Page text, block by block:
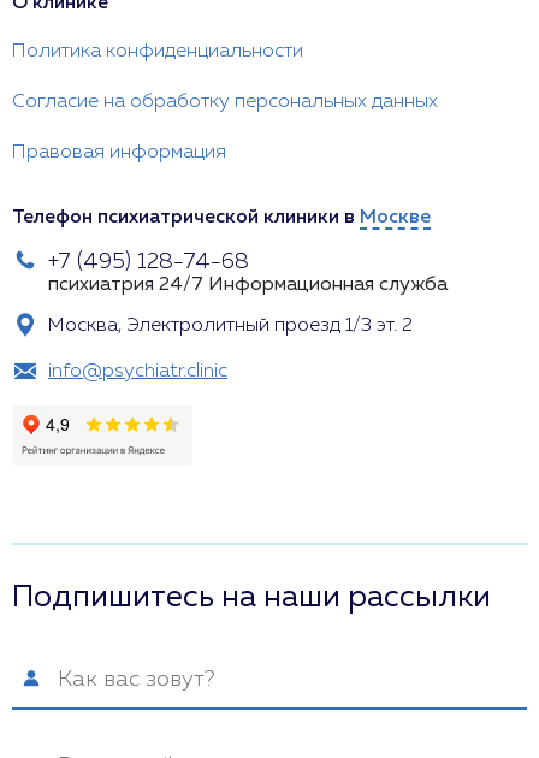
Политика конфиденциальности
Согласие на обработку персональных данных
Правовая информация
Телефон психиатрической клиники в Москве
+7 (495) 128-74-68
психиатрия 24/7 Информационная служба
Москва, Электролитный проезд 1/3 эт. 2
info@psychiatr.clinic
Подпишитесь на наши рассылки